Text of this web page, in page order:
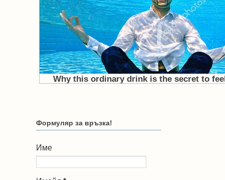
Формуляр за връзка!
Име